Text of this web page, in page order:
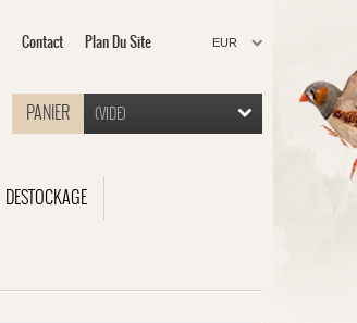
EUR
Contact Plan Du Site
PANIER (VIDE)
DESTOCKAGE